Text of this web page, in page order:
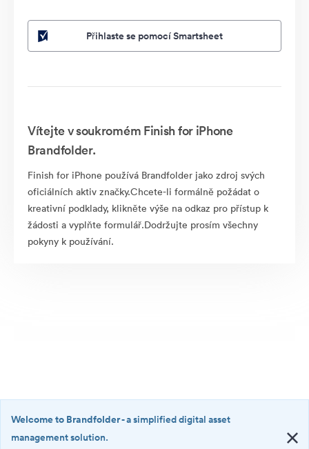
Přihlaste se pomocí Smartsheet
Vítejte v soukromém Finish for iPhone
Brandfolder.
Finish for iPhone používá Brandfolder jako zdroj svých
oficiálních aktiv značky.Chcete-li formálně požádat o
kreativní podklady, klikněte výše na odkaz pro přístup k
žádosti a vyplňte formulář.Dodržujte prosím všechny
pokyny k používání.
Welcome to Brandfolder- a simplified digital asset
management solution.